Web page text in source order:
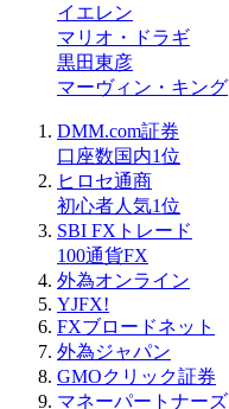
イエレン
マリオ・ドラギ
黒田東彦
マーヴィン・キング
DMM.com証券
口座数国内1位
ヒロセ通商
初心者人気1位
SBI FXトレード
100通貨FX
外為オンライン
YJFX!
FXブロードネット
外為ジャパン
GMOクリック証券
マネーパートナーズ